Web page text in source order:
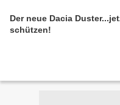
Der neue Dacia
schützen!